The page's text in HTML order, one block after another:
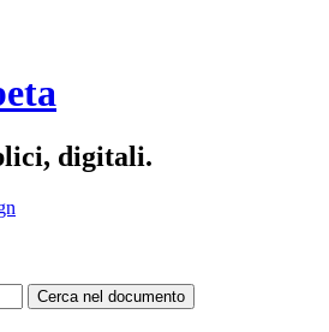
digitali.
Cerca nel documento